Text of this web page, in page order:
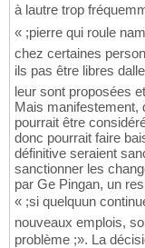
à lautre trop
« ;pierre qui roule
chez certaines
ils pas être libres
leur sont proposées
Mais manifestement,
pourrait être
donc pourrait faire
définitive seraient
sanctionner les
par Ge Pingan, un
« ;si quelquun
nouveaux emplois,
problème ;». La